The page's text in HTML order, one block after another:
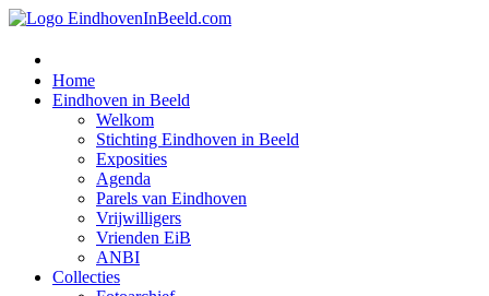
Home
Eindhoven in Beeld
Welkom
Stichting Eindhoven in Beeld
Exposities
Agenda
Parels van Eindhoven
Vrijwilligers
Vrienden EiB
ANBI
Collecties